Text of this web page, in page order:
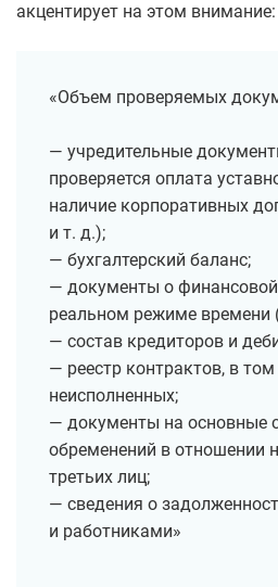
акцентирует на этом внимание:
«Объем проверяемых
— учредительные
проверяется оплата
наличие корпоративных
и т. д.);
— бухгалтерский баланс;
— документы о финансовой
реальном режиме времени
— состав кредиторов и
— реестр контрактов, в том
неисполненных;
— документы на основные
обременений в отношении
третьих лиц;
— сведения о
и работниками»